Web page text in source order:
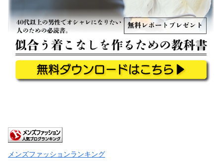
メンズファッションランキング